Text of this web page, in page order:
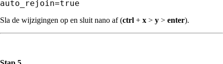
Sla de wijzigingen op en sluit nano af (ctrl + x > y > enter).